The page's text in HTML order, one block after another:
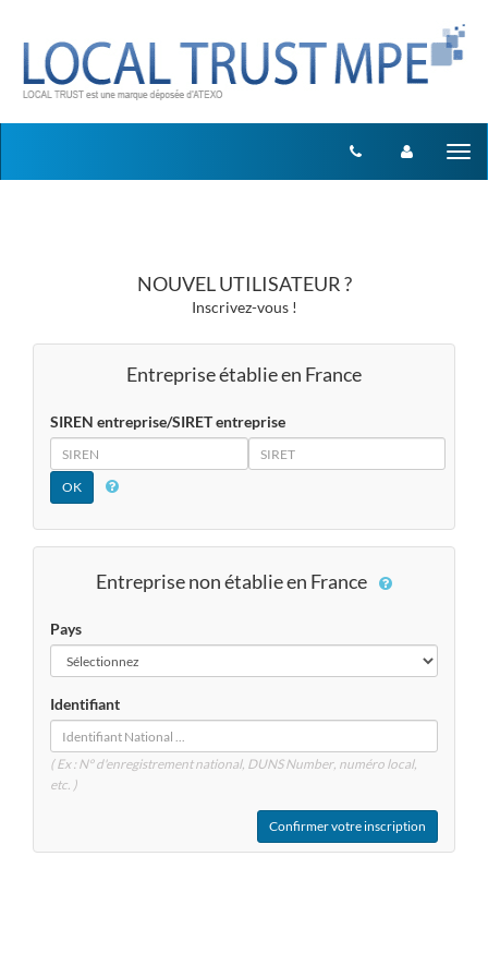
NOUVEL UTILISATEUR ?
Inscrivez-vous !
Entreprise établie en France
SIREN entreprise/SIRET entreprise
SIREN
SIRET
Entreprise non établie en France
Pays
Identifiant
( Ex : N° d'enregistrement national, DUNSNumber, numéro local,
etc. )